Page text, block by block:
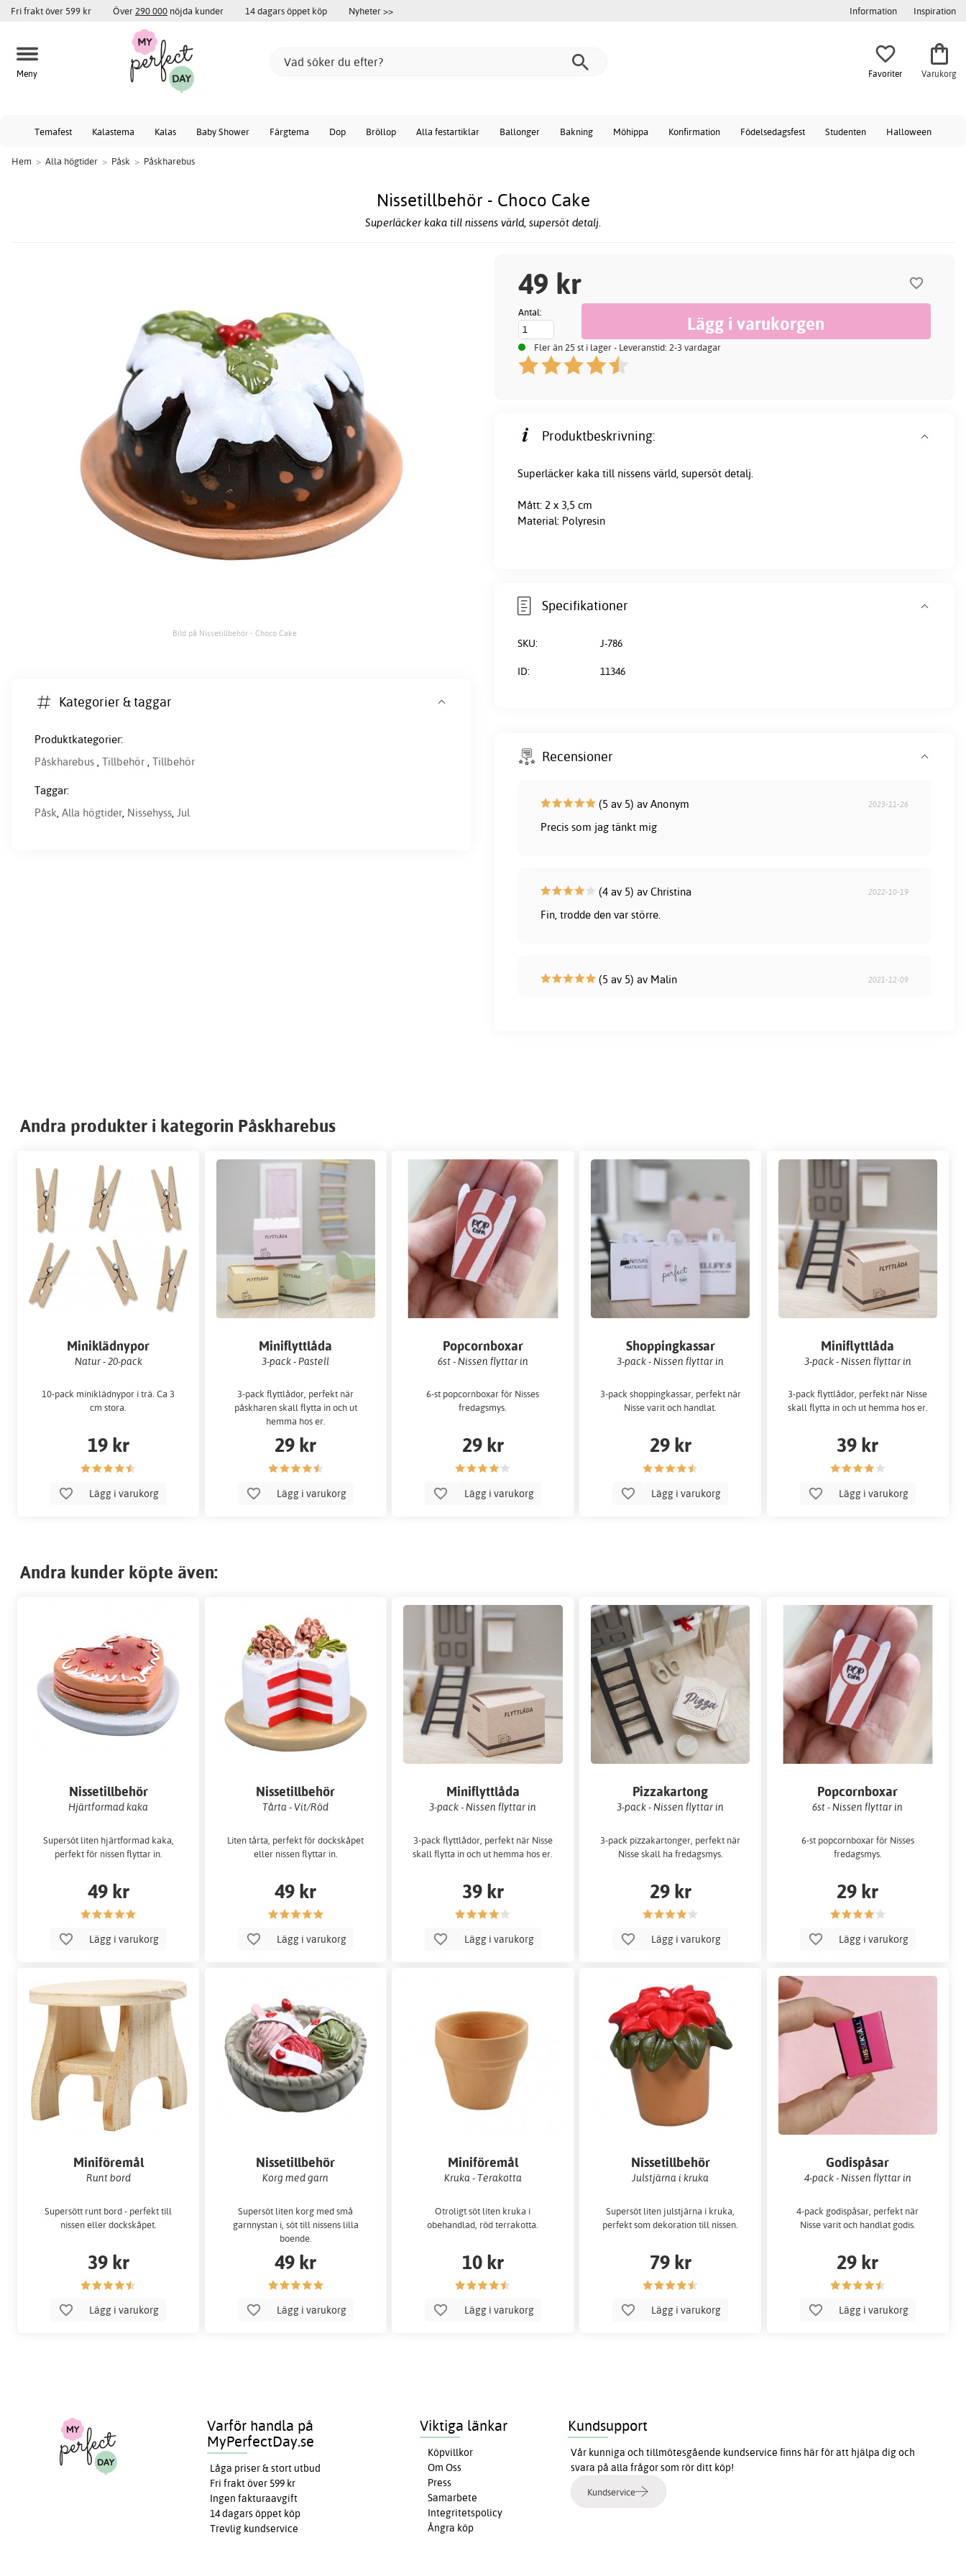
Fri frakt över 599 kr Över 290 000 nöjda kunder 14 dagars öppet köp Nyheter >> Information Inspiration
Meny Favoriter Varukorg
Temafest Kalastema Kalas Baby Shower Färgtema Dop Bröllop Alla festartiklar Ballonger Bakning Möhippa Konfirmation Födelsedagsfest Studenten Halloween
Hem > Alla högtider > Påsk > Påskharebus
Nissetillbehör - Choco Cake
Superläcker kaka till nissens värld, supersöt detalj.
Bild på Nissetillbehör - Choco Cake
49 kr
Antal:
Fler än 25 st i lager - Leveranstid: 2-3 vardagar
Produktbeskrivning:
Superläcker kaka till nissens värld, supersöt detalj.
Mått: 2 x 3,5 cm
Material: Polyresin
Specifikationer
SKU: J-786
ID: 11346
Kategorier & taggar
Produktkategorier:
Påskharebus , Tillbehör , Tillbehör
Taggar:
Påsk, Alla högtider, Nissehyss, Jul
Recensioner
(5 av 5) av Anonym 2023-11-26
Precis som jag tänkt mig
(4 av 5) av Christina 2022-10-19
Fin, trodde den var större.
(5 av 5) av Malin 2021-12-09
Andra produkter i kategorin Påskharebus
Miniklädnypor
Natur - 20-pack
10-pack miniklädnypor i trä. Ca 3
cm stora.
19 kr
Lägg i varukorg
Miniflyttlåda
3-pack - Pastell
3-pack flyttlådor, perfekt när
påskharen skall flytta in och ut
hemma hos er.
29 kr
Lägg i varukorg
Popcornboxar
6st - Nissen flyttar in
6-st popcornboxar för Nisses
fredagsmys.
29 kr
Lägg i varukorg
Shoppingkassar
3-pack - Nissen flyttar in
3-pack shoppingkassar, perfekt när
Nisse varit och handlat.
29 kr
Lägg i varukorg
Miniflyttlåda
3-pack - Nissen flyttar in
3-pack flyttlådor, perfekt när Nisse
skall flytta in och ut hemma hos er.
39 kr
Lägg i varukorg
Andra kunder köpte även:
Nissetillbehör
Hjärtformad kaka
Supersöt liten hjärtformad kaka,
perfekt för nissen flyttar in.
49 kr
Lägg i varukorg
Nissetillbehör
Tårta - Vit/Röd
Liten tårta, perfekt för dockskåpet
eller nissen flyttar in.
49 kr
Lägg i varukorg
Miniflyttlåda
3-pack - Nissen flyttar in
3-pack flyttlådor, perfekt när Nisse
skall flytta in och ut hemma hos er.
39 kr
Lägg i varukorg
Pizzakartong
3-pack - Nissen flyttar in
3-pack pizzakartonger, perfekt när
Nisse skall ha fredagsmys.
29 kr
Lägg i varukorg
Popcornboxar
6st - Nissen flyttar in
6-st popcornboxar för Nisses
fredagsmys.
29 kr
Lägg i varukorg
Miniföremål
Runt bord
Supersött runt bord - perfekt till
nissen eller dockskåpet.
39 kr
Lägg i varukorg
Nissetillbehör
Korg med garn
Supersöt liten korg med små
garnnystan i, söt till nissens lilla
boende.
49 kr
Lägg i varukorg
Miniföremål
Kruka - Terakotta
Otroligt söt liten kruka i
obehandlad, röd terrakotta.
10 kr
Lägg i varukorg
Nissetillbehör
Julstjärna i kruka
Supersöt liten julstjärna i kruka,
perfekt som dekoration till nissen.
79 kr
Lägg i varukorg
Godispåsar
4-pack - Nissen flyttar in
4-pack godispåsar, perfekt när
Nisse varit och handlat godis.
29 kr
Lägg i varukorg
Varför handla på
MyPerfectDay.se
Låga priser & stort utbud
Fri frakt över 599 kr
Ingen fakturaavgift
14 dagars öppet köp
Trevlig kundservice
Viktiga länkar
Köpvillkor
Om Oss
Press
Samarbete
Integritetspolicy
Ångra köp
Kundsupport
Vår kunniga och tillmötesgående kundservice finns här för att hjälpa dig och
svara på alla frågor som rör ditt köp!
Kundservice